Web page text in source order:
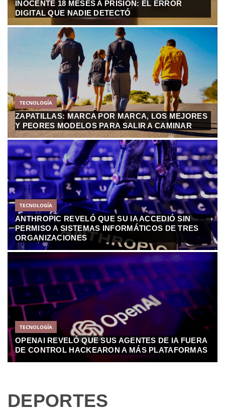
INOCENTE 18 MESES A PRISIÓN: EL ERROR
DIGITAL QUE NADIE DETECTÓ
TECNOLOGÍA
ZAPATILLAS: MARCA POR MARCA, LOS MEJORES
Y PEORES MODELOS PARA SALIR A CAMINAR
TECNOLOGÍA
ANTHROPIC REVELÓ QUE SU IA ACCEDIÓ SIN
PERMISO A SISTEMAS INFORMÁTICOS DE TRES
ORGANIZACIONES
TECNOLOGÍA
OPENAI REVELÓ QUE SUS AGENTES DE IA FUERA
DE CONTROL HACKEARON A MÁS PLATAFORMAS
DEPORTES